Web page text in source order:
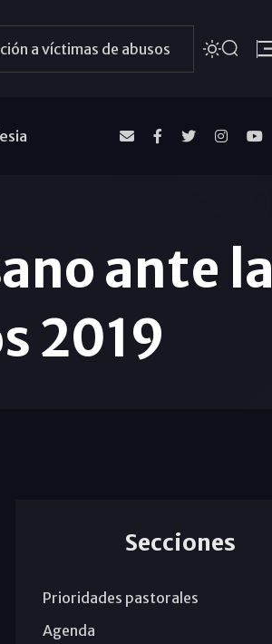
a víctimas de abusos
ante la
2019
Secciones
Prioridades pastorales
Agenda